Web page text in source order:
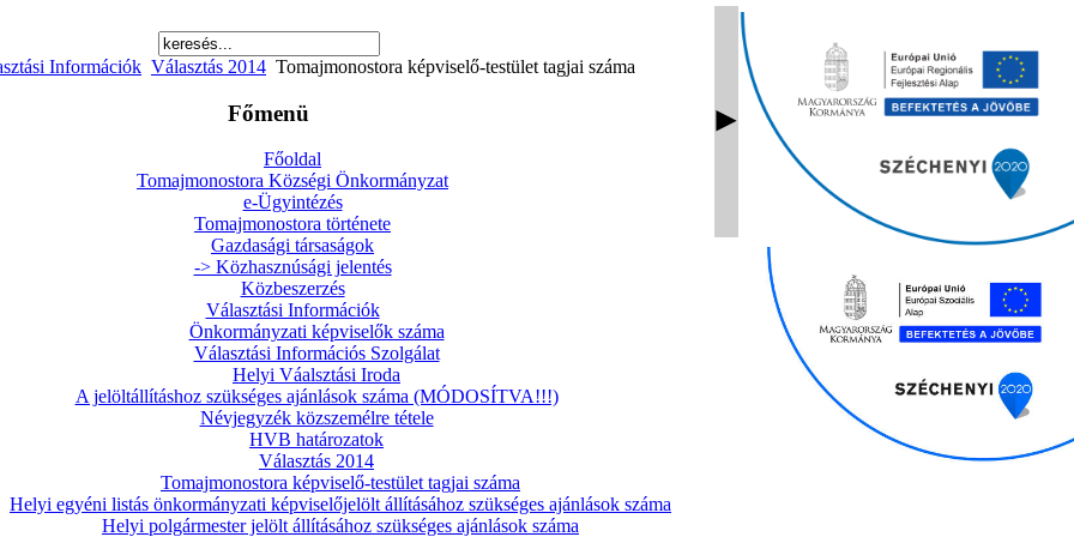
Információk Választás 2014 Tomajmonostora képviselő-testület tagjai száma
Főmenü
Főoldal
Tomajmonostora Községi Önkormányzat
e-Ügyintézés
Tomajmonostora története
Gazdasági társaságok
-> Közhasznúsági jelentés
Közbeszerzés
Választási Információk
Önkormányzati képviselők száma
Választási Információs Szolgálat
Helyi Váalsztási Iroda
A jelöltállításhoz szükséges ajánlások száma (MÓDOSÍTVA!!!)
Névjegyzék közszemélre tétele
HVB határozatok
Választás 2014
Tomajmonostora képviselő-testület tagjai száma
Helyi egyéni listás önkormányzati képviselőjelölt állításához szükséges ajánlások száma
Helyi polgármester jelölt állításához szükséges ajánlások száma